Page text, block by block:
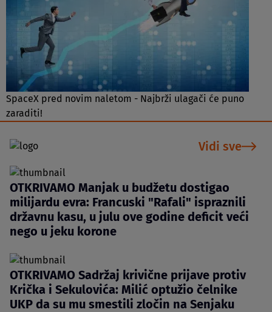
SpaceX pred novim naletom - Najbrži ulagači će puno
zaraditi!
Vidi sve
OTKRIVAMO Manjak u budžetu dostigao
milijardu evra: Francuski "Rafali" ispraznili
državnu kasu, u julu ove godine deficit veći
nego u jeku korone
OTKRIVAMO Sadržaj krivične prijave protiv
Krička i Sekulovića: Milić optužio čelnike
UKP da su mu smestili zločin na Senjaku